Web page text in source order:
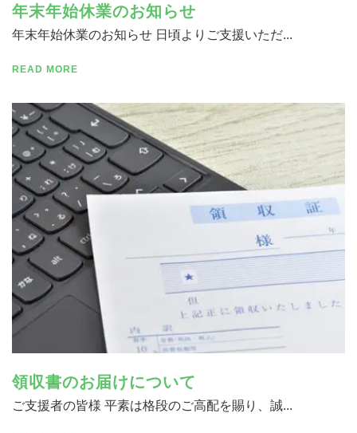
年末年始休業のお知らせ
年末年始休業のお知らせ 日頃よりご支援いただ...
READ MORE
領収書のお届けについて
ご支援者の皆様 平素は格段のご高配を賜り、誠...